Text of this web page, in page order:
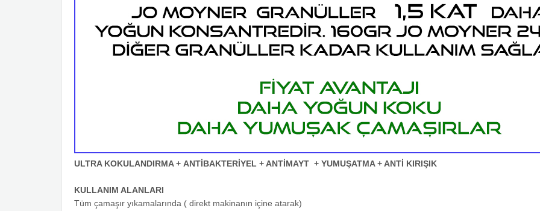
ULTRA KOKULANDIRMA + ANTİBAKTERİYEL + ANTİMAYT + YUMUŞATMA + ANTİ KIRIŞIK
KULLANIM ALANLARI
Tüm çamaşır yıkamalarında ( direkt makinanın içine atarak)